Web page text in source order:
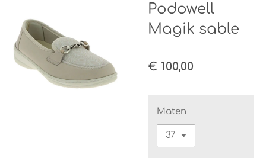
Podowell
Magik sable
€ 100,00
Maten